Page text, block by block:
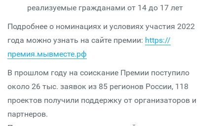
реализуемые гражданами от 14 до 17 лет
Подробнее о номинациях и условиях участия 2022
года можно узнать на сайте премии: https://
премия.мывместе.рф
В прошлом году на соискание Премии поступило
около 26 тыс. заявок из 85 регионов России, 118
проектов получили поддержку от организаторов и
партнеров.